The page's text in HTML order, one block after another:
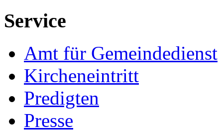
Service
Amt für Gemeindedienst
Kircheneintritt
Predigten
Presse